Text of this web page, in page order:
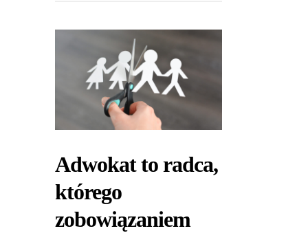
Adwokat to radca,
którego
zobowiązaniem